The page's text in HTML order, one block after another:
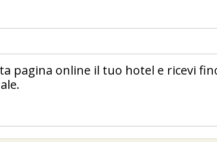
pagina online il tuo hotel e ricevi